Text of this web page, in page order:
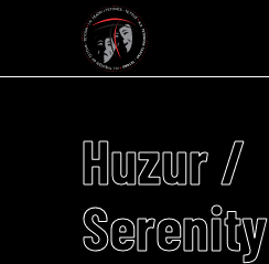
Huzur /
Serenity